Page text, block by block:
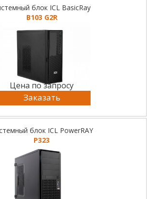
блок ICL BasicRay
B103 G2R
Цена по запросу
Заказать
блок ICL PowerRAY
P323